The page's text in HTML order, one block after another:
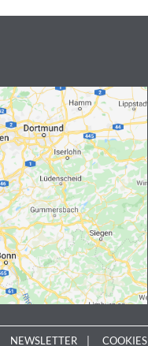
NEWSLETTER COOKIES